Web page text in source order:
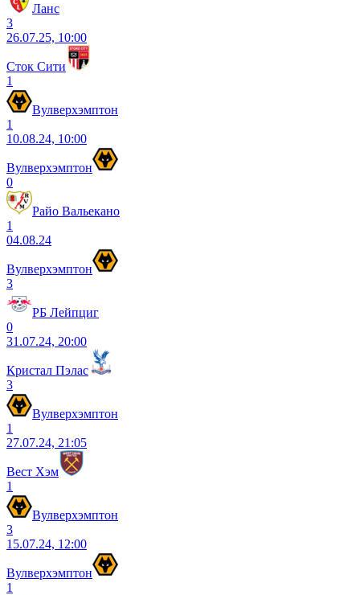
Ланс
3
26.07.25, 10:00
Сток Сити
1
Вулверхэмптон
1
10.08.24, 10:00
Вулверхэмптон
0
Райо Вальекано
1
04.08.24
Вулверхэмптон
3
РБ Лейпциг
0
31.07.24, 20:00
Кристал Пэлас
3
Вулверхэмптон
1
27.07.24, 21:05
Вест Хэм
1
Вулверхэмптон
3
15.07.24, 12:00
Вулверхэмптон
1